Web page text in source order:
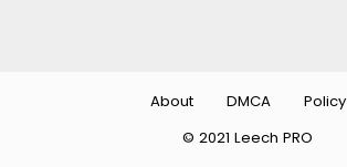
© 2021 Leech PRO
About DMCA Policy